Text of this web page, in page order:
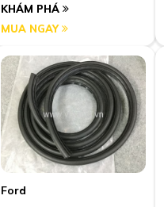
KHÁM PHÁ
MUA NGAY
Ford